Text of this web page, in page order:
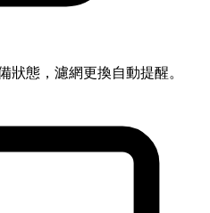
狀態，濾網更換自動提醒。